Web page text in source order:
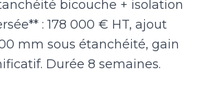
bicouche + isolation
: 178 000 € HT, ajout
mm sous étanchéité, gain
Durée 8 semaines.